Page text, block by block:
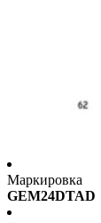
Маркировка
GEM24DTAD